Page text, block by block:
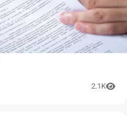
2.1K